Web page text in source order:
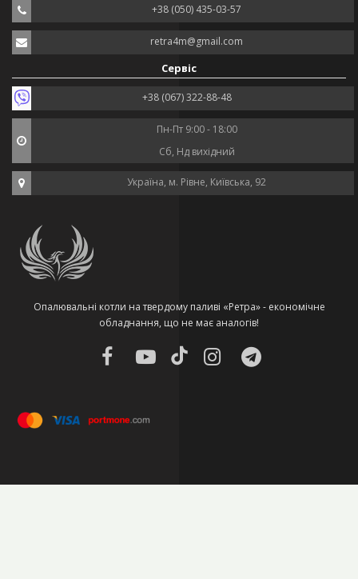
+38 (050) 435-03-57
retra4m@gmail.com
Сервіс
+38 (067) 322-88-48
Пн-Пт 9:00 - 18:00
Сб, Нд вихідний
Україна, м. Рівне, Київська, 92
Опалювальні котли на твердому паливі «Ретра» - економічне
обладнання, що не має аналогів!